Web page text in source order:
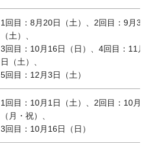
1回目：8月20日（土）、2回目：9月3
（土）、
3回目：10月16日（日）、4回目：11
日（土）、
5回目：12月3日（土）
1回目：10月1日（土）、2回目：10月
（月・祝）、
3回目：10月16日（日）